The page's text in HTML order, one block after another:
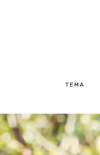
TEMA